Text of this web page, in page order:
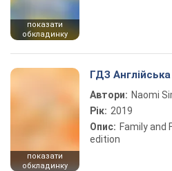
показати
обкладинку
показати
обкладинку
ГДЗ
Автори: Naomi
Рік: 2019
Опис: Family and
edition